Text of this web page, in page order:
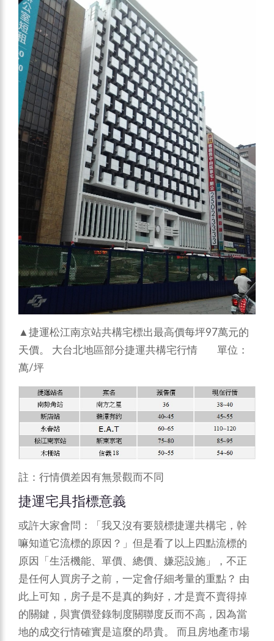
▲捷運松江南京站共構宅標出最高價每坪97萬元的
天價。 大台北地區部分捷運共構宅行情 單位：
萬/坪
註：行情價差因有無景觀而不同
捷運宅具指標意義
或許大家會問：「我又沒有要競標捷運共構宅，幹
嘛知道它流標的原因？」但是看了以上四點流標的
原因「生活機能、單價、總價、嫌惡設施」，不正
是任何人買房子之前，一定會仔細考量的重點？ 由
此上可知，房子是不是真的夠好，才是賣不賣得掉
的關鍵，與實價登錄制度關聯度反而不高，因為當
地的成交行情確實是這麼的昂貴。
而且房地產市場